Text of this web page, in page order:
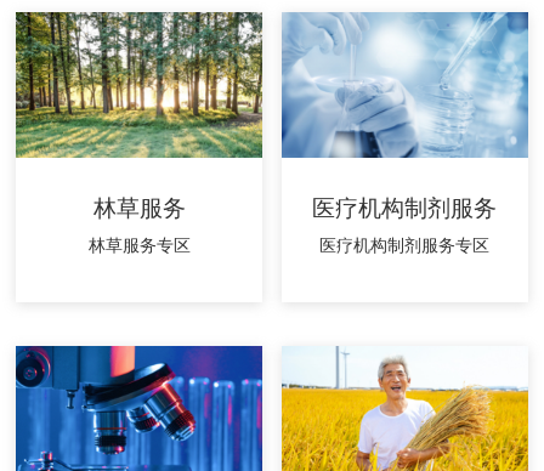
林草服务
林草服务专区
医疗机构制剂服务
医疗机构制剂服务专区